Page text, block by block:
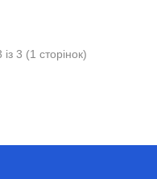
3 (1 сторінок)